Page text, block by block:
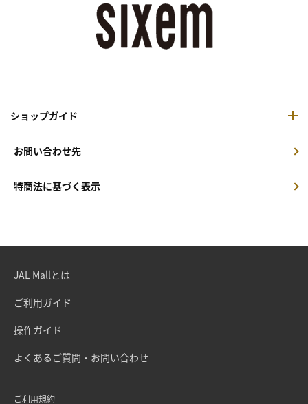
ショップガイド
お問い合わせ先
特商法に基づく表示
JAL Mallとは
ご利用ガイド
操作ガイド
よくあるご質問・お問い合わせ
ご利用規約